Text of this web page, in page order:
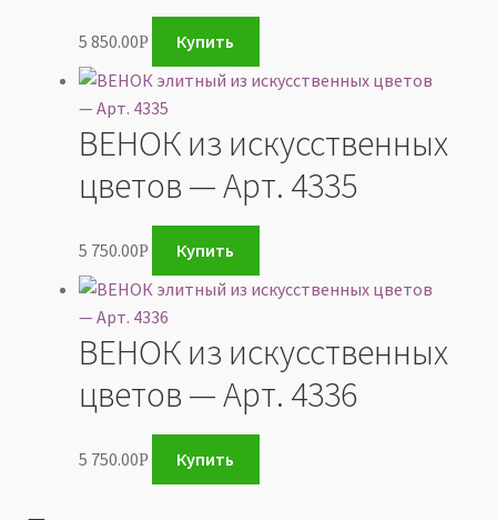
5 850.00Р Купить
ВЕНОК из искусственных
цветов — Арт. 4335
5 750.00Р Купить
ВЕНОК из искусственных
цветов — Арт. 4336
5 750.00Р Купить